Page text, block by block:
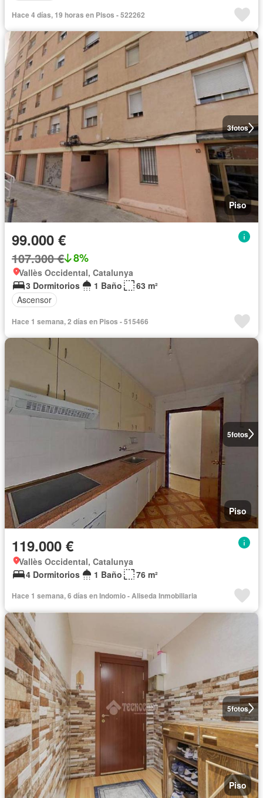
Hace 4 días, 19 horas en Pisos - 522262
3fotos
Piso
99.000 €
107.300 € 8%
Vallès Occidental, Catalunya
3 Dormitorios
1 Baño
63 m²
Ascensor
Hace 1 semana, 2 días en Pisos - 515466
5fotos
Piso
119.000 €
Vallès Occidental, Catalunya
4 Dormitorios
1 Baño 76 m²
Hace 1 semana, 6 días en Indomio - Aliseda Inmobiliaria
5fotos
Piso